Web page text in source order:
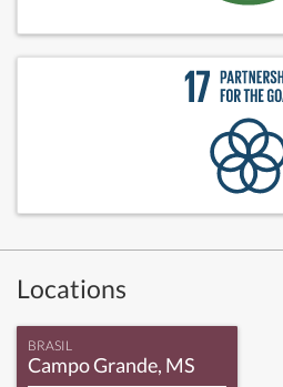
Locations
BRASIL
Campo Grande, MS